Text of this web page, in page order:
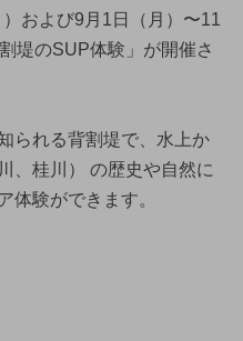
および9月1日（月）〜11
堤のSUP体験」が開催さ
られる背割堤で、水上か
、桂川） の歴史や自然に
体験ができます。